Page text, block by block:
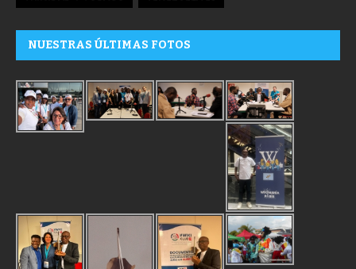
NUESTRAS ÚLTIMAS FOTOS